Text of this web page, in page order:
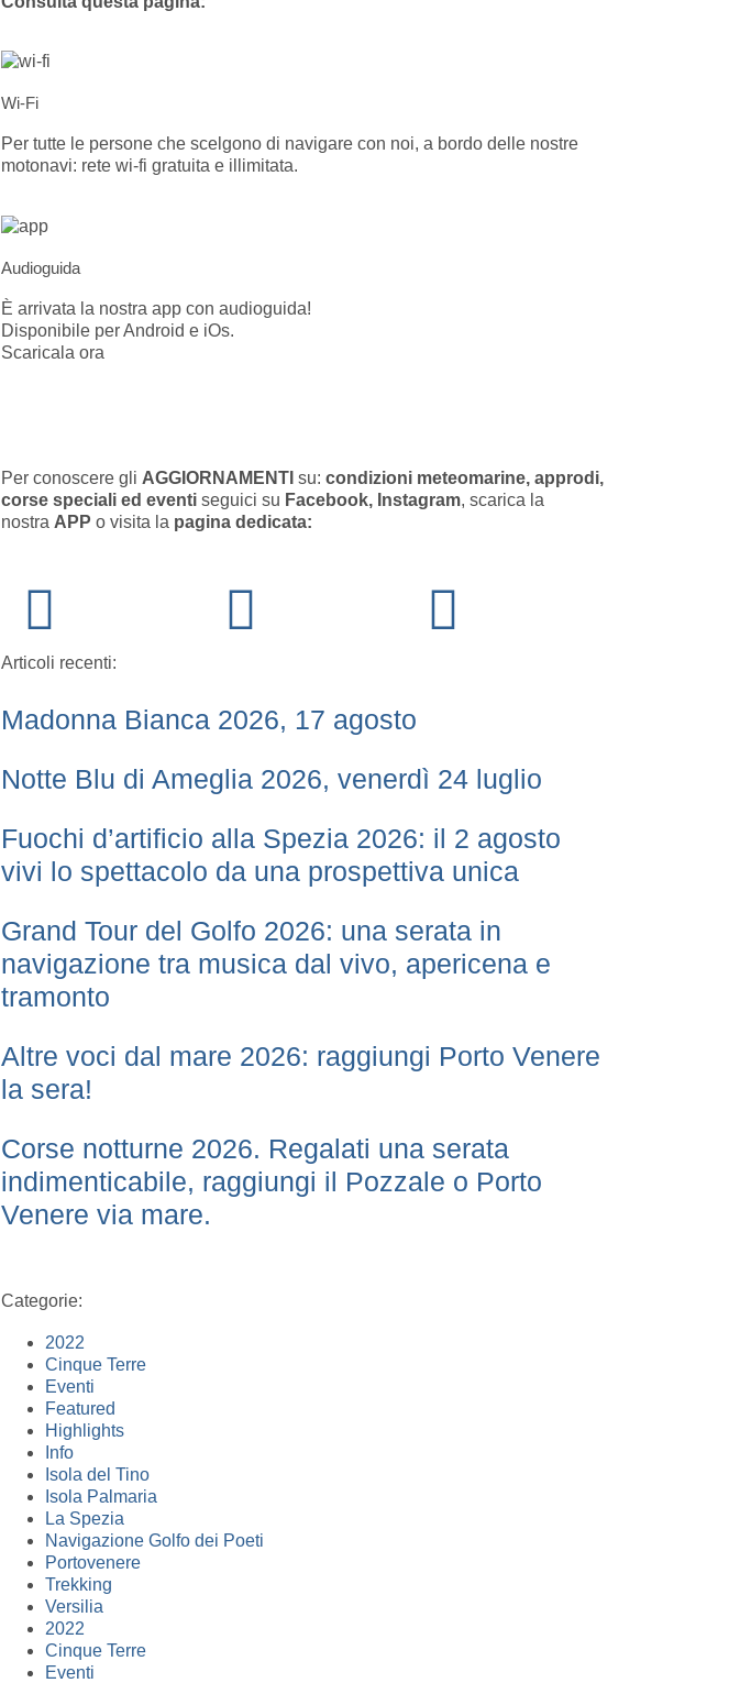
Wi-Fi
Per tutte le persone che scelgono di navigare con noi, a bordo delle nostre
motonavi: rete wi-fi gratuita e illimitata.
Audioguida
È arrivata la nostra app con audioguida!
Disponibile per Android e iOs.
Scaricala ora
Per conoscere gli AGGIORNAMENTI su: condizioni meteomarine, approdi,
corse speciali ed eventi seguici su Facebook, Instagram, scarica la
nostra APP o visita la pagina dedicata:
Articoli recenti:
Madonna Bianca 2026, 17 agosto
Notte Blu di Ameglia 2026, venerdì 24 luglio
Fuochi d’artificio alla Spezia 2026: il 2 agosto
vivi lo spettacolo da una prospettiva unica
Grand Tour del Golfo 2026: una serata in
navigazione tra musica dal vivo, apericena e
tramonto
Altre voci dal mare 2026: raggiungi Porto Venere
la sera!
Corse notturne 2026. Regalati una serata
indimenticabile, raggiungi il Pozzale o Porto
Venere via mare.
Categorie:
2022
Cinque Terre
Eventi
Featured
Highlights
Info
Isola del Tino
Isola Palmaria
La Spezia
Navigazione Golfo dei Poeti
Portovenere
Trekking
Versilia
2022
Cinque Terre
Eventi